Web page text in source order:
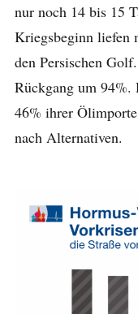
nur noch 14 bis 15
Kriegsbeginn liefen
den Persischen
Rückgang um
46% ihrer
nach Alternativen.